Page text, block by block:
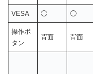
VESA ◯ ◯
操作ボ
タン
背面 背面